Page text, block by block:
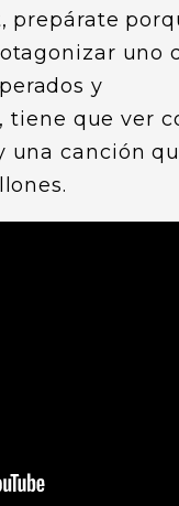
prepárate
uno
y
tiene que ver
una canción